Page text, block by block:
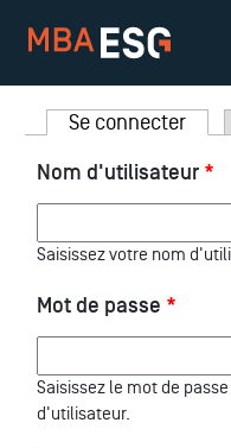
Onglets
Se connecter
Nom d'utilisateur *
Saisissez votre nom
Mot de passe *
Saisissez le mot de
d'utilisateur.